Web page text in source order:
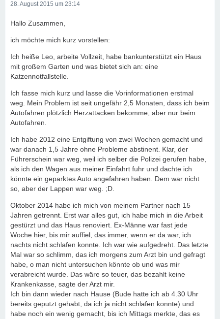
28. August 2015 um 23:14
Hallo Zusammen,
ich möchte mich kurz vorstellen:
Ich heiße Leo, arbeite Vollzeit, habe bankunterstützt ein Haus
mit großem Garten und was bietet sich an: eine
Katzennotfallstelle.
Ich fasse mich kurz und lasse die Vorinformationen erstmal
weg. Mein Problem ist seit ungefähr 2,5 Monaten, dass ich beim
Autofahren plötzlich Herzattacken bekomme, aber nur beim
Autofahren.
Ich habe 2012 eine Entgiftung von zwei Wochen gemacht und
war danach 1,5 Jahre ohne Probleme abstinent. Klar, der
Führerschein war weg, weil ich selber die Polizei gerufen habe,
als ich den Wagen aus meiner Einfahrt fuhr und dachte ich
könnte ein geparktes Auto angefahren haben. Dem war nicht
so, aber der Lappen war weg. ;D.
Oktober 2014 habe ich mich von meinem Partner nach 15
Jahren getrennt. Erst war alles gut, ich habe mich in die Arbeit
gestürzt und das Haus renoviert. Ex-Männe war fast jede
Woche hier, bis mir auffiel, das immer, wenn er da war, ich
nachts nicht schlafen konnte. Ich war wie aufgedreht. Das letzte
Mal war so schlimm, das ich morgens zum Arzt bin und gefragt
habe, o man nicht untersuchen könnte ob und was mir
verabreicht wurde. Das wäre so teuer, das bezahlt keine
Krankenkasse, sagte der Arzt mir.
Ich bin dann wieder nach Hause (Bude hatte ich ab 4.30 Uhr
bereits geputzt gehabt, da ich ja nicht schlafen konnte) und
habe noch ein wenig gemacht, bis ich Mittags merkte, das es